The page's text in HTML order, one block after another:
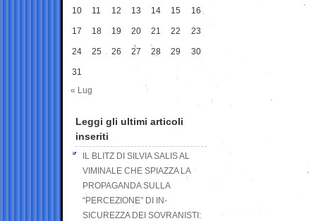
10 11 12 13 14 15 16
17 18 19 20 21 22 23
24 25 26 27 28 29 30
31
« Lug
Leggi gli ultimi articoli
inseriti
IL BLITZ DI SILVIA SALIS AL
VIMINALE CHE SPIAZZA LA
PROPAGANDA SULLA
“PERCEZIONE” DI IN-
SICUREZZA DEI SOVRANISTI: